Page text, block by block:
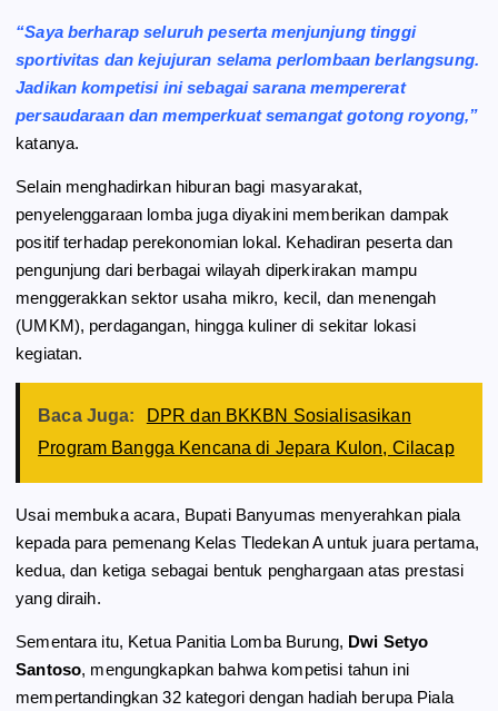
“Saya berharap seluruh peserta menjunjung tinggi
sportivitas dan kejujuran selama perlombaan berlangsung.
Jadikan kompetisi ini sebagai sarana mempererat
persaudaraan dan memperkuat semangat gotong royong,”
katanya.
Selain menghadirkan hiburan bagi masyarakat,
penyelenggaraan lomba juga diyakini memberikan dampak
positif terhadap perekonomian lokal. Kehadiran peserta dan
pengunjung dari berbagai wilayah diperkirakan mampu
menggerakkan sektor usaha mikro, kecil, dan menengah
(UMKM), perdagangan, hingga kuliner di sekitar lokasi
kegiatan.
Baca Juga:
DPR dan BKKBN Sosialisasikan
Program Bangga Kencana di Jepara Kulon, Cilacap
Usai membuka acara, Bupati Banyumas menyerahkan piala
kepada para pemenang Kelas Tledekan A untuk juara pertama,
kedua, dan ketiga sebagai bentuk penghargaan atas prestasi
yang diraih.
Sementara itu, Ketua Panitia Lomba Burung, Dwi Setyo
Santoso, mengungkapkan bahwa kompetisi tahun ini
mempertandingkan 32 kategori dengan hadiah berupa Piala